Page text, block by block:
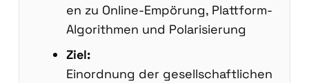
en zu Online-Empö­rung, Platt­form-
Algo­rith­men und Pola­ri­sie­rung
Ziel:
Ein­ord­nung der gesell­schaft­li­chen